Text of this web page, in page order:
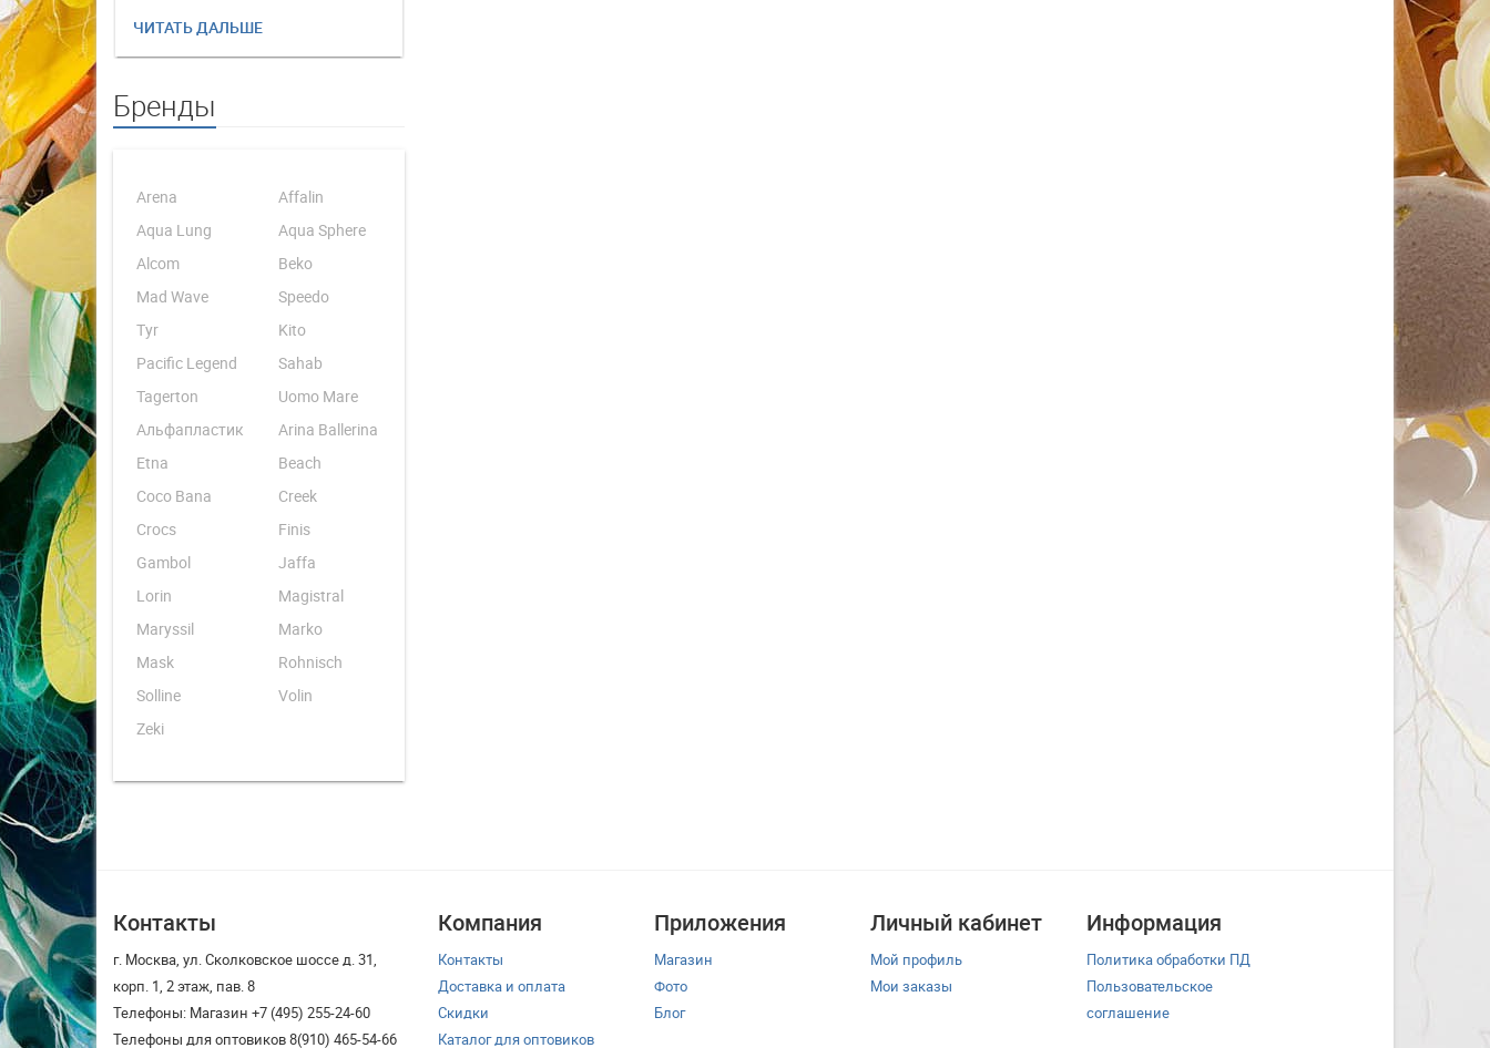
ЧИТАТЬ ДАЛЬШЕ
Бренды
Arena
Affalin
Aqua Lung
Aqua Sphere
Alcom
Beko
Mad Wave
Speedo
Tyr
Kito
Pacific Legend
Sahab
Tagerton
Uomo Mare
Альфапластик
Arina Ballerina
Etna
Beach
Coco Bana
Creek
Crocs
Finis
Gambol
Jaffa
Lorin
Magistral
Maryssil
Marko
Mask
Rohnisch
Solline
Volin
Zeki
Контакты
г. Москва, ул. Сколковское шоссе д. 31,
корп. 1, 2 этаж, пав. 8
Телефоны: Магазин +7 (495) 255-24-60
Телефоны для оптовиков 8(910) 465-54-66
Компания
Контакты
Доставка и оплата
Скидки
Каталог для оптовиков
Приложения
Магазин
Фото
Блог
Личный кабинет
Мой профиль
Мои заказы
Информация
Политика обработки ПД
Пользовательское
соглашение